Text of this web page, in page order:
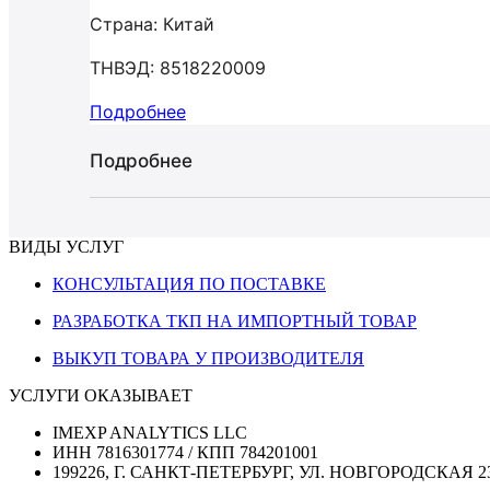
Страна: Китай
ТНВЭД: 8518220009
Подробнее
Подробнее
ВИДЫ УСЛУГ
КОНСУЛЬТАЦИЯ ПО ПОСТАВКЕ
РАЗРАБОТКА ТКП НА ИМПОРТНЫЙ ТОВАР
ВЫКУП ТОВАРА У ПРОИЗВОДИТЕЛЯ
УСЛУГИ ОКАЗЫВАЕТ
IMEXP ANALYTICS LLC
ИНН 7816301774 / КПП 784201001
199226, Г. САНКТ-ПЕТЕРБУРГ, УЛ. НОВГОРОДСКАЯ